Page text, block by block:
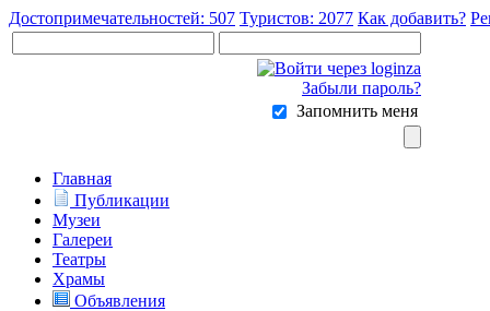
Достопримечательностей: 507 Туристов: 2077 Как добавить?
Забыли пароль?
Запомнить меня
Главная
Публикации
Музеи
Галереи
Театры
Храмы
Объявления